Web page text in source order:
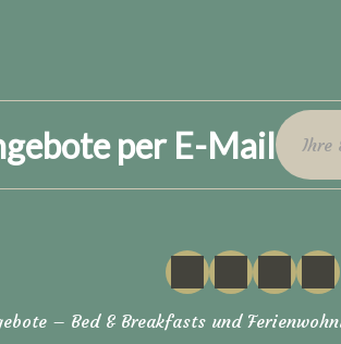
per E-Mail
– Bed & Breakfasts und